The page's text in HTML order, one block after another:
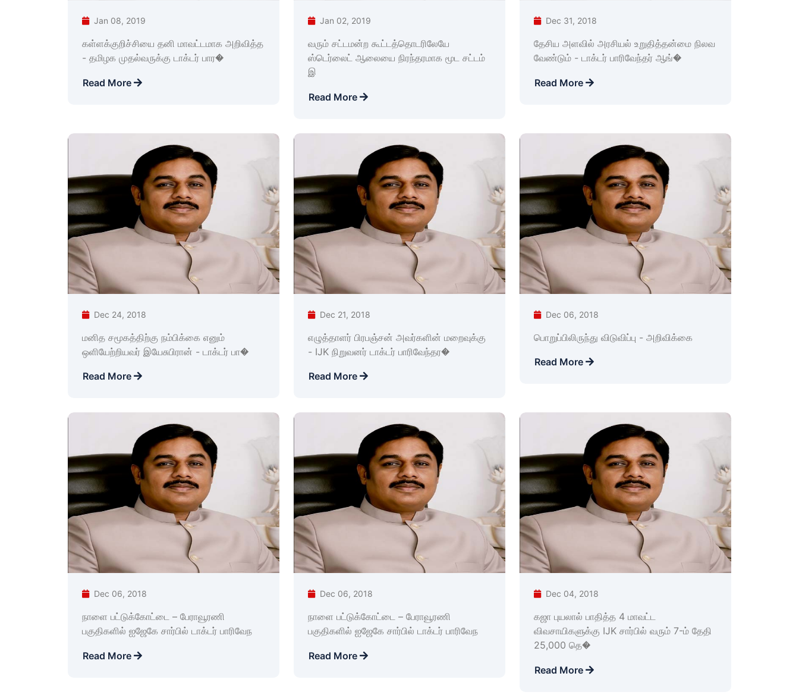
Jan 08, 2019
கள்ளக்குறிச்சியை தனி மாவட்டமாக அறிவித்த
- தமிழக முதல்வருக்கு டாக்டர் பார�
Read More
Jan 02, 2019
வரும் சட்டமன்ற கூட்டத்தொடரிலேயே
ஸ்டெர்லைட் ஆலையை நிரந்தரமாக மூட சட்டம்
இ
Read More
Dec 31, 2018
தேசிய அளவில் அரசியல் உறுதித்தன்மை நிலவ
வேண்டும் - டாக்டர் பாரிவேந்தர் ஆங்�
Read More
Dec 24, 2018
மனித சமூகத்திற்கு நம்பிக்கை எனும்
ஒளியேற்றியவர் இயேசுபிரான் - டாக்டர் பா�
Read More
Dec 21, 2018
எழுத்தாளர் பிரபஞ்சன் அவர்களின் மறைவுக்கு
- IJK நிறுவனர் டாக்டர் பாரிவேந்தர�
Read More
Dec 06, 2018
பொறுப்பிலிருந்து விடுவிப்பு - அறிவிக்கை
Read More
Dec 06, 2018
நாளை பட்டுக்கோட்டை – பேராவூரணி
பகுதிகளில் ஐஜேகே சார்பில் டாக்டர் பாரிவேந
Read More
Dec 06, 2018
நாளை பட்டுக்கோட்டை – பேராவூரணி
பகுதிகளில் ஐஜேகே சார்பில் டாக்டர் பாரிவேந
Read More
Dec 04, 2018
கஜா புயலால் பாதித்த 4 மாவட்ட
விவசாயிகளுக்கு IJK சார்பில் வரும் 7-ம் தேதி
25,000 தெ�
Read More